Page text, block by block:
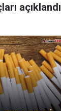
açıklandı